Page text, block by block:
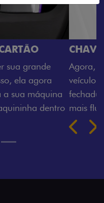
Fiorino pode abrir o
e não mais somente
esse que trazem
de trabalho.